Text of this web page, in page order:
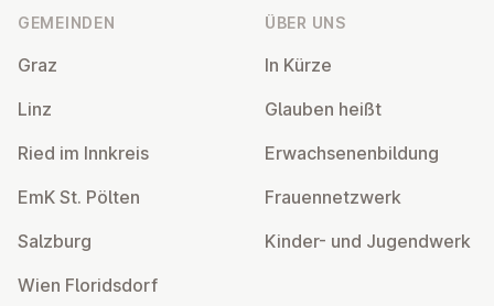
GEMEINDEN
Graz
Linz
Ried im Innkreis
EmK St. Pölten
Salzburg
Wien Flo­rids­dorf
ÜBER UNS
In Kürze
Glauben heißt
Er­wach­se­nen­bil­dung
Frau­en­netz­werk
Kinder- und Ju­gend­werk